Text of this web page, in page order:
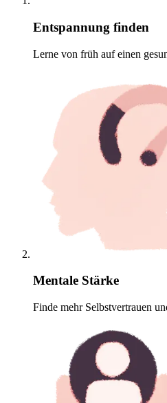
Entspannung finden
Lerne von früh auf einen
Mentale Stärke
Finde mehr Selbstvertrauen